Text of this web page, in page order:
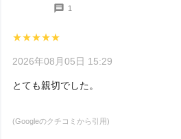
1
★★★★★
2026年08月05日 15:29
とても親切でした。
(Googleのクチコミから引用)